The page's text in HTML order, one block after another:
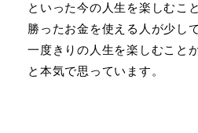
といった今の人生を楽しむこ
勝ったお金を使える人が少し
一度きりの人生を楽しむこと
と本気で思っています。